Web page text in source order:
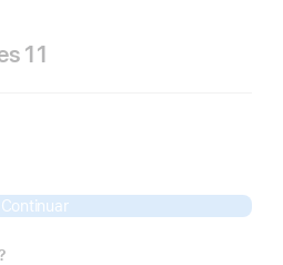
11
Continuar